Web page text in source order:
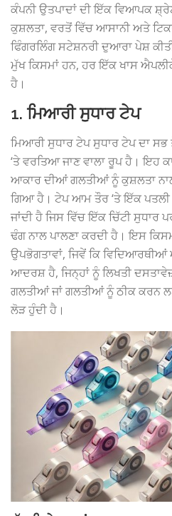
ਕੰਪਨੀ ਉਤਪਾਦਾਂ ਦੀ ਇੱਕ ਵਿਆਪਕ
ਕੁਸ਼ਲਤਾ, ਵਰਤੋਂ ਵਿੱਚ ਆਸਾਨੀ ਅਤੇ
ਫਿੰਗਰਲਿੰਗ ਸਟੇਸ਼ਨਰੀ ਦੁਆਰਾ ਪੇਸ਼
ਮੁੱਖ ਕਿਸਮਾਂ ਹਨ, ਹਰ ਇੱਕ ਖਾਸ
ਹੈ।
1. ਮਿਆਰੀ ਸੁਧਾਰ ਟੇਪ
ਮਿਆਰੀ ਸੁਧਾਰ ਟੇਪ ਸੁਧਾਰ ਟੇਪ ਦਾ
‘ਤੇ ਵਰਤਿਆ ਜਾਣ ਵਾਲਾ ਰੂਪ ਹੈ। ਇਹ
ਆਕਾਰ ਦੀਆਂ ਗਲਤੀਆਂ ਨੂੰ ਕੁਸ਼ਲਤਾ
ਗਿਆ ਹੈ। ਟੇਪ ਆਮ ਤੌਰ ‘ਤੇ ਇੱਕ ਪਤਲੀ
ਜਾਂਦੀ ਹੈ ਜਿਸ ਵਿੱਚ ਇੱਕ ਚਿੱਟੀ ਸੁਧਾਰ
ਢੰਗ ਨਾਲ ਪਾਲਣਾ ਕਰਦੀ ਹੈ। ਇਸ
ਉਪਭੋਗਤਾਵਾਂ, ਜਿਵੇਂ ਕਿ
ਆਦਰਸ਼ ਹੈ, ਜਿਨ੍ਹਾਂ ਨੂੰ ਲਿਖਤੀ
ਗਲਤੀਆਂ ਜਾਂ ਗਲਤੀਆਂ ਨੂੰ ਠੀਕ ਕਰਨ
ਲੋੜ ਹੁੰਦੀ ਹੈ।